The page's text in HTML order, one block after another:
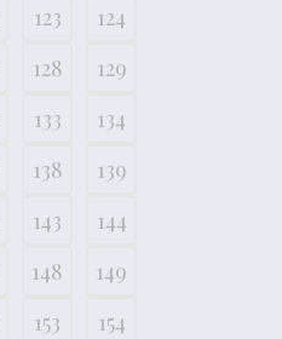
123
124
128
129
133
134
138
139
143
144
148
149
153
154